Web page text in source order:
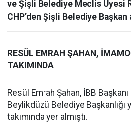
ve Şişli Belediye Meclis Üyesi
CHP’den Şişli Belediye Başkan
RESÜL EMRAH ŞAHAN,
TAKIMINDA
Resül Emrah Şahan, İBB
Beylikdüzü Belediye Başkanlığı
takımında yer almıştı.